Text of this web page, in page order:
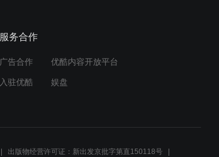
服务合作
广告合作 优酷内容开放平台
入驻优酷 娱盘
出版物经营许可证：新出发京批字第直150118号